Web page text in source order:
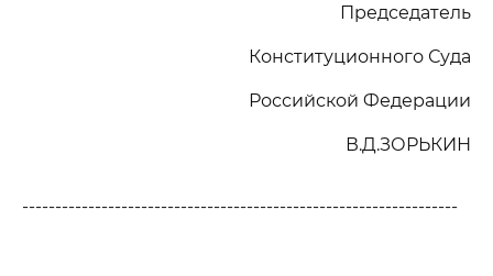
Председатель
Конституционного Суда
Российской Федерации
В.Д.ЗОРЬКИН
------------------------------------------------------------------